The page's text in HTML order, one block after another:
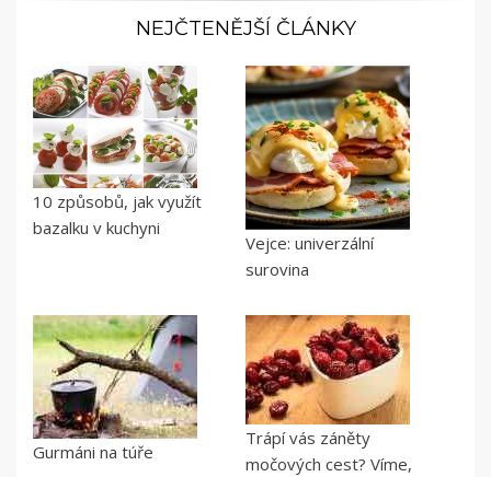
NEJČTENĚJŠÍ ČLÁNKY
10 způsobů, jak využít
bazalku v kuchyni
Vejce: univerzální
surovina
Gurmáni na túře
Trápí vás záněty
močových cest? Víme,